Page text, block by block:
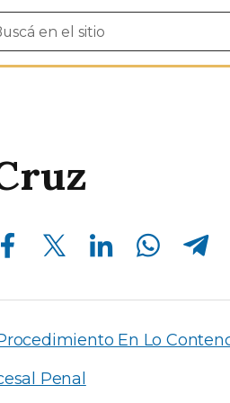
Compartir en Facebook Compartir en Twitter Compartir en Linkedin Compartir en Whatsapp Compartir en Telegram
En Lo
Penal